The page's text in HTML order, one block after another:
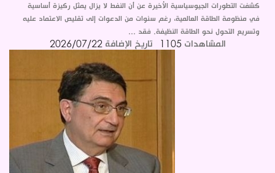
كشفت التطورات الجيوسياسية الأخيرة عن أن النفط لا يزال يمثل ركيزة أساسية
في منظومة الطاقة العالمية، رغم سنوات من الدعوات إلى تقليص الاعتماد عليه
وتسريع التحول نحو الطاقة النظيفة. فقد ...
المشاهدات 1105 تاريخ الإضافة 2026/07/22